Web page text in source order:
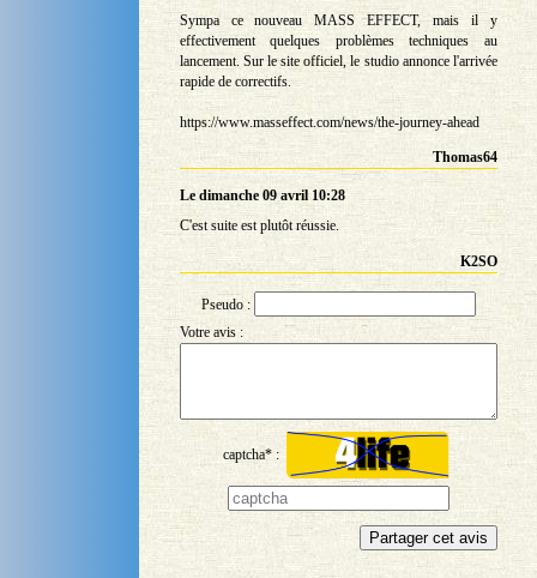
Sympa ce nouveau MASS EFFECT, mais il y
effectivement quelques problèmes techniques au
lancement. Sur le site officiel, le studio annonce l'arrivée
rapide de correctifs.
https://www.masseffect.com/news/the-journey-ahead
Thomas64
Le dimanche 09 avril 10:28
C'est suite est plutôt réussie.
K2SO
Pseudo :
Votre avis :
captcha* :